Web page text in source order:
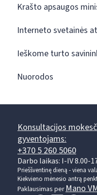
Krašto apsaugos
Interneto svetainės
Ieškome turto
Nuorodos
Konsultacijos
gyventojams:
+370 5 260 5060
Darbo laikas: I-IV 8.00-
Prieššventinę dieną - viena
Kiekvieno mėnesio antrą
Paklausimas per Mano